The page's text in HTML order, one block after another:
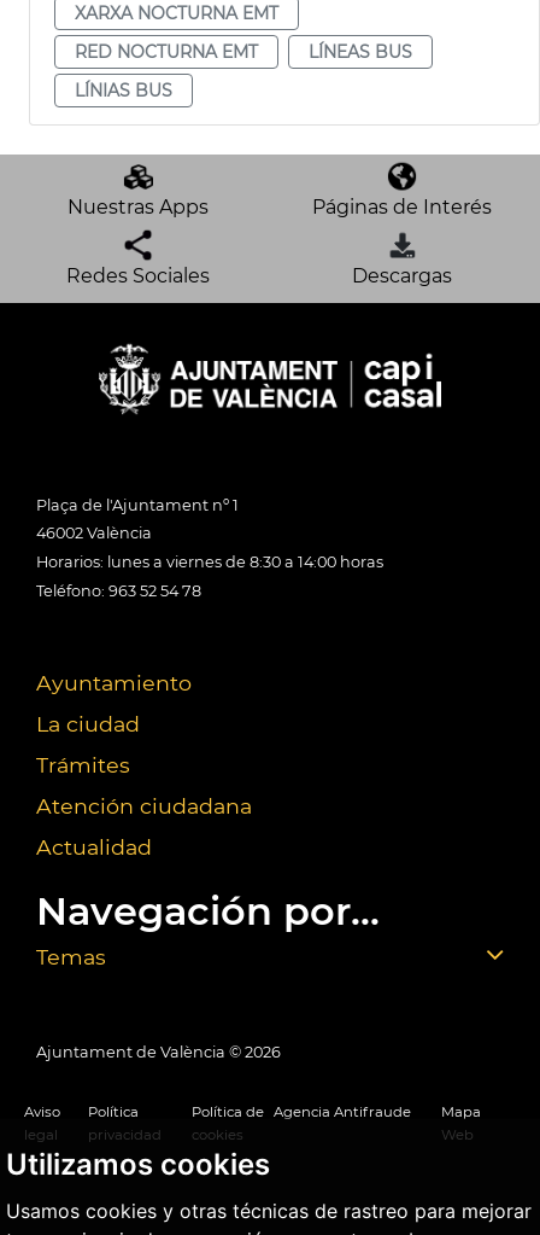
Utilizamos cookies
Usamos cookies y otras técnicas de rastreo para mejorar
XARXA NOCTURNA EMT
RED NOCTURNA EMT
LÍNEAS BUS
LÍNIAS BUS
Nuestras Apps Páginas de Interés
Redes Sociales Descargas
Plaça de l'Ajuntament nº 1
46002 València
Horarios: lunes a viernes de 8:30 a 14:00 horas
Teléfono: 963 52 54 78
Ayuntamiento
La ciudad
Trámites
Atención ciudadana
Actualidad
Navegación por...
Temas
Ajuntament de València © 2026
Aviso
legal
Política
privacidad
Política de
cookies
Agencia Antifraude
Mapa
Web